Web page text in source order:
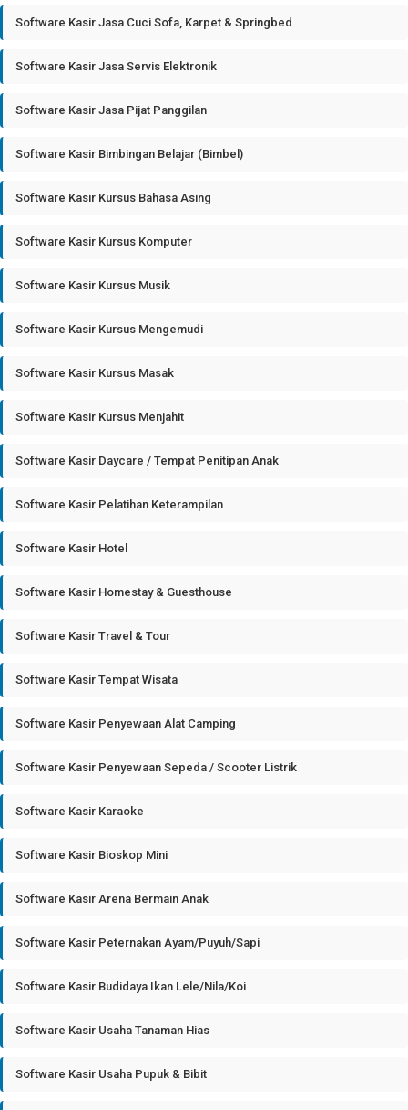
Software Kasir Jasa Cuci Sofa, Karpet & Springbed
Software Kasir Jasa Servis Elektronik
Software Kasir Jasa Pijat Panggilan
Software Kasir Bimbingan Belajar (Bimbel)
Software Kasir Kursus Bahasa Asing
Software Kasir Kursus Komputer
Software Kasir Kursus Musik
Software Kasir Kursus Mengemudi
Software Kasir Kursus Masak
Software Kasir Kursus Menjahit
Software Kasir Daycare / Tempat Penitipan Anak
Software Kasir Pelatihan Keterampilan
Software Kasir Hotel
Software Kasir Homestay & Guesthouse
Software Kasir Travel & Tour
Software Kasir Tempat Wisata
Software Kasir Penyewaan Alat Camping
Software Kasir Penyewaan Sepeda / Scooter Listrik
Software Kasir Karaoke
Software Kasir Bioskop Mini
Software Kasir Arena Bermain Anak
Software Kasir Peternakan Ayam/Puyuh/Sapi
Software Kasir Budidaya Ikan Lele/Nila/Koi
Software Kasir Usaha Tanaman Hias
Software Kasir Usaha Pupuk & Bibit